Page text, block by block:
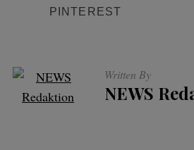
PINTEREST
Written By
NEWS